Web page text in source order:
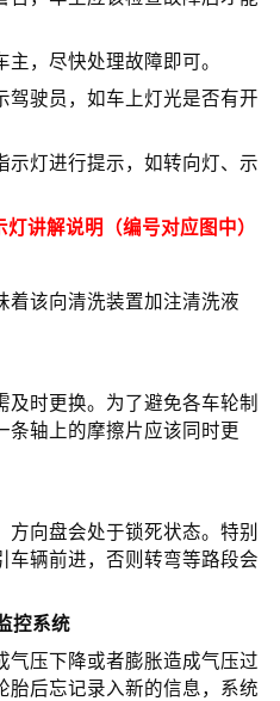
，尽快处理故障即可。
驶员，如车上灯光是否有开
灯进行提示，如转向灯、示
讲解说明（编号对应图中）
着该向清洗装置加注清洗液
及时更换。为了避免各车轮制
条轴上的摩擦片应该同时更
方向盘会处于锁死状态。特别
车辆前进，否则转弯等路段会
控系统
气压下降或者膨胀造成气压过
胎后忘记录入新的信息，系统